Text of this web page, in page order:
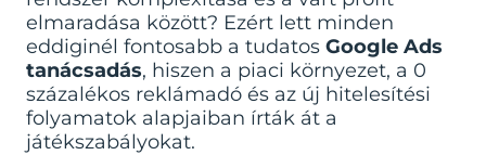
elmaradása között? Ezért lett minden
eddiginél fontosabb a tudatos Google Ads
tanácsadás, hiszen a piaci környezet, a 0
százalékos reklámadó és az új hitelesítési
folyamatok alapjaiban írták át a
játékszabályokat.